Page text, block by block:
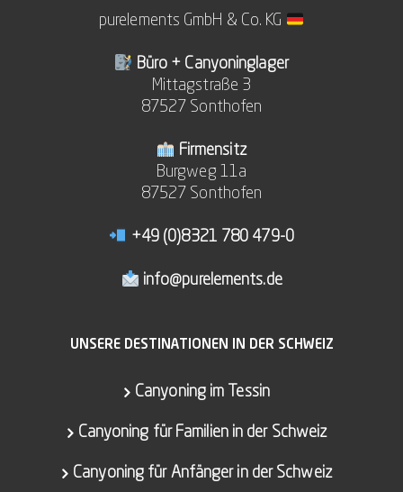
purelements GmbH & Co. KG
Büro + Canyoninglager
Mittagstraße 3
87527 Sonthofen
Firmensitz
Burgweg 11a
87527 Sonthofen
+49 (0)8321 780 479-0
info@purelements.de
UNSERE DESTINATIONEN IN DER SCHWEIZ
Canyoning im Tessin
Canyoning für Familien in der Schweiz
Canyoning für Anfänger in der Schweiz